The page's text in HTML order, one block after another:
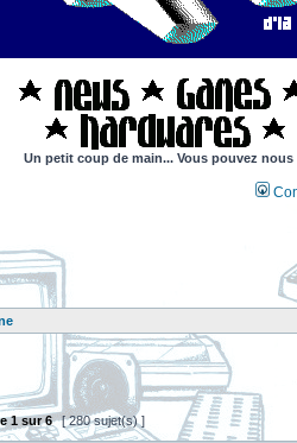
Un petit coup de main... Vous pouvez
1sur6 [ 280 sujet(s) ]